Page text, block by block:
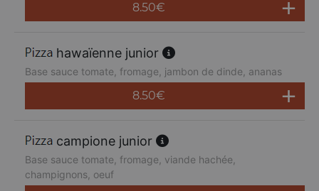
8.50€
hawaïenne junior
Base sauce tomate, fromage, jambon de dinde, ananas
8.50€
campione junior
Base sauce tomate, fromage, viande hachée,
champignons, oeuf